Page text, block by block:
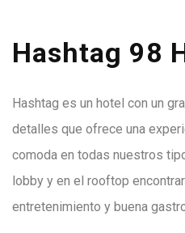
Hashtag 98
Hashtag es un hotel con un
detalles que ofrece una
comoda en todas nuestros
lobby y en el rooftop
entretenimiento y buena